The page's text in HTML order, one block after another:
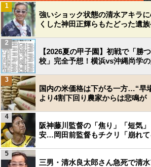
強いショック状態の清水アキラ
くした神田正輝らもたどった遺
1
【2026夏の甲子園】初戦で「勝
校」完全予想！横浜vs沖縄尚学
2
国内の米価格は下がる一方…“早
より4割下回り農家からは悲鳴が
3
阪神藤川監督の「焦り」「短気
安…岡田前監督もチクリ「崩れて
4
三男・清水良太郎さん急死で清
5